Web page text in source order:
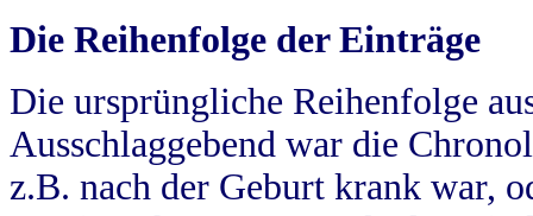
Die Reihenfolge der Einträge
Die ursprüngliche Reihenfolge
Ausschlaggebend war die
z.B. nach der Geburt krank war,